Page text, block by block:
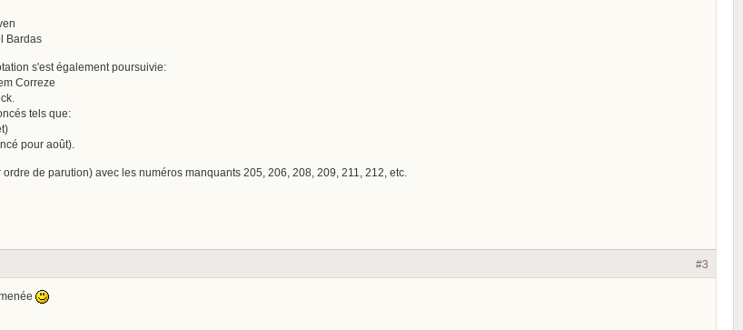
Bardas
s'est également poursuivie:
Correze
tels que:
pour août).
de parution) avec les numéros manquants 205, 206, 208, 209, 211, 212, etc.
#3